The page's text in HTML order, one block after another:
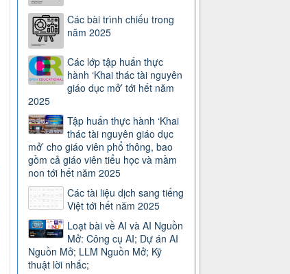
Các bài trình chiếu trong
năm 2025
Các lớp tập huấn thực
hành ‘Khai thác tài nguyên
giáo dục mở’ tới hết năm
2025
Tập huấn thực hành ‘Khai
thác tài nguyên giáo dục
mở’ cho giáo viên phổ thông, bao
gồm cả giáo viên tiểu học và mầm
non tới hết năm 2025
Các tài liệu dịch sang tiếng
Việt tới hết năm 2025
Loạt bài về AI và AI Nguồn
Mở: Công cụ AI; Dự án AI
Nguồn Mở; LLM Nguồn Mở; Kỹ
thuật lời nhắc;